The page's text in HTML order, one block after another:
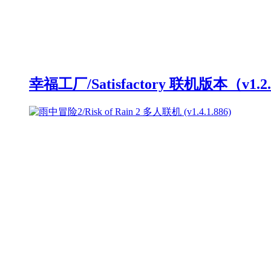
幸福工厂/Satisfactory 联机版本（